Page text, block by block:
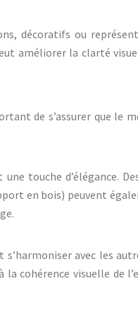
décoratifs ou
améliorer la clarté
de s’assurer que le
touche d’élégance.
en bois) peuvent
avec les
cohérence visuelle de